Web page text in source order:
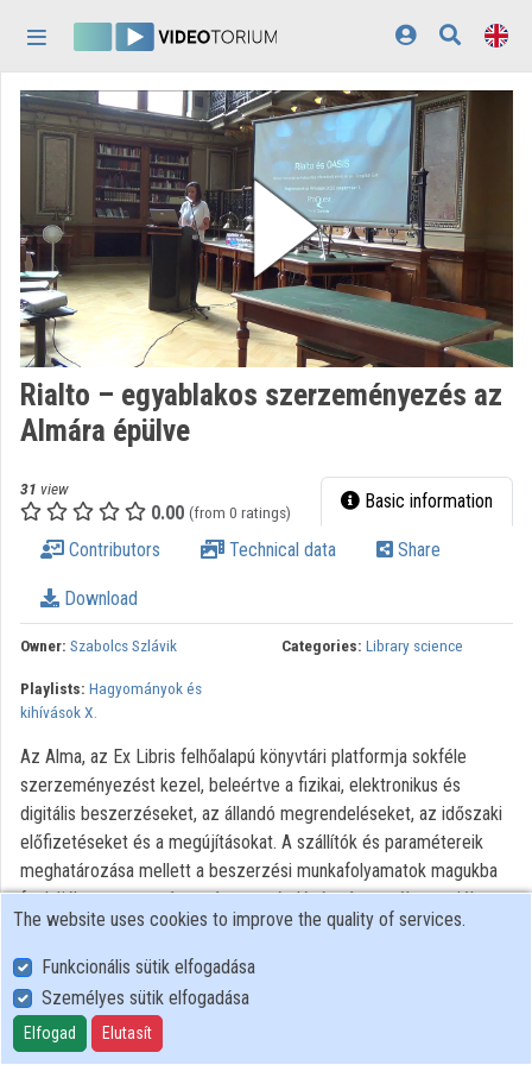
Home
Discovery
Categories
Playlists
Organizations
Contributors
Rialto – egyablakos szerzeményezés az
Almára épülve
31 view
0.00 (from 0 ratings) Basic information
Contributors Technical data Share
Download
Owner: Szabolcs Szlávik Categories: Library science
Playlists: Hagyományok és
kihívások X.
Az Alma, az Ex Libris felhőalapú könyvtári platformja sokféle
szerzeményezést kezel, beleértve a fizikai, elektronikus és
digitális beszerzéseket, az állandó megrendeléseket, az időszaki
előfizetéseket és a megújításokat. A szállítók és paramétereik
meghatározása mellett a beszerzési munkafolyamatok magukba
foglalják a szerzeményezést, a számlázást és a próbaverziók
kezelését. Az Almára épülve alakítottuk ki a Rialtót, amely
egyablakos szállító-semleges piactér. A Rialto a kérésektől a
kiválasztáson és a szerzeményezésen át a discovery lépéséig
zökkenőmentes, egységes és teljeskörű könyvtári
munkafolyamatot hoz létre. A rendszer az összes tartalomtípust
The website uses cookies to improve the quality of services.
Funkcionális sütik elfogadása
Személyes sütik elfogadása
Elfogad Elutasít